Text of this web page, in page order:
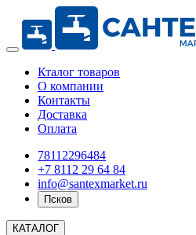
Кталог товаров
О компании
Контакты
Доставка
Оплата
78112296484
+7 8112 29 64 84
info@santexmarket.ru
Псков
КАТАЛОГ